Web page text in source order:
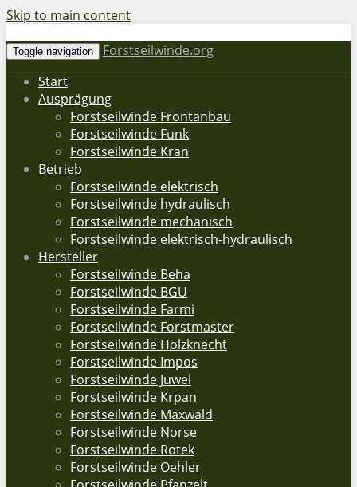
Skip to main content
Toggle navigation
Forstseilwinde.org
Start
Ausprägung
Forstseilwinde Frontanbau
Forstseilwinde Funk
Forstseilwinde Kran
Betrieb
Forstseilwinde elektrisch
Forstseilwinde hydraulisch
Forstseilwinde mechanisch
Forstseilwinde elektrisch-hydraulisch
Hersteller
Forstseilwinde Beha
Forstseilwinde BGU
Forstseilwinde Farmi
Forstseilwinde Forstmaster
Forstseilwinde Holzknecht
Forstseilwinde Impos
Forstseilwinde Juwel
Forstseilwinde Krpan
Forstseilwinde Maxwald
Forstseilwinde Norse
Forstseilwinde Rotek
Forstseilwinde Oehler